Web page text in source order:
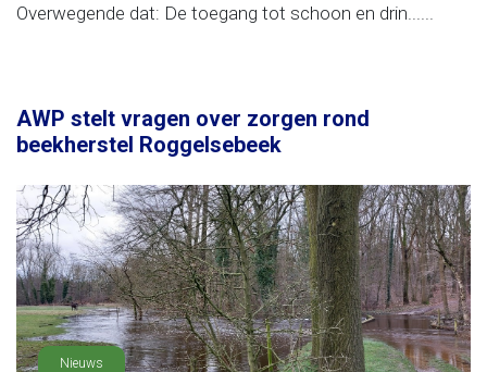
Overwegende dat: De toegang tot schoon en drin......
AWP stelt vragen over zorgen rond
beekherstel Roggelsebeek
Nieuws